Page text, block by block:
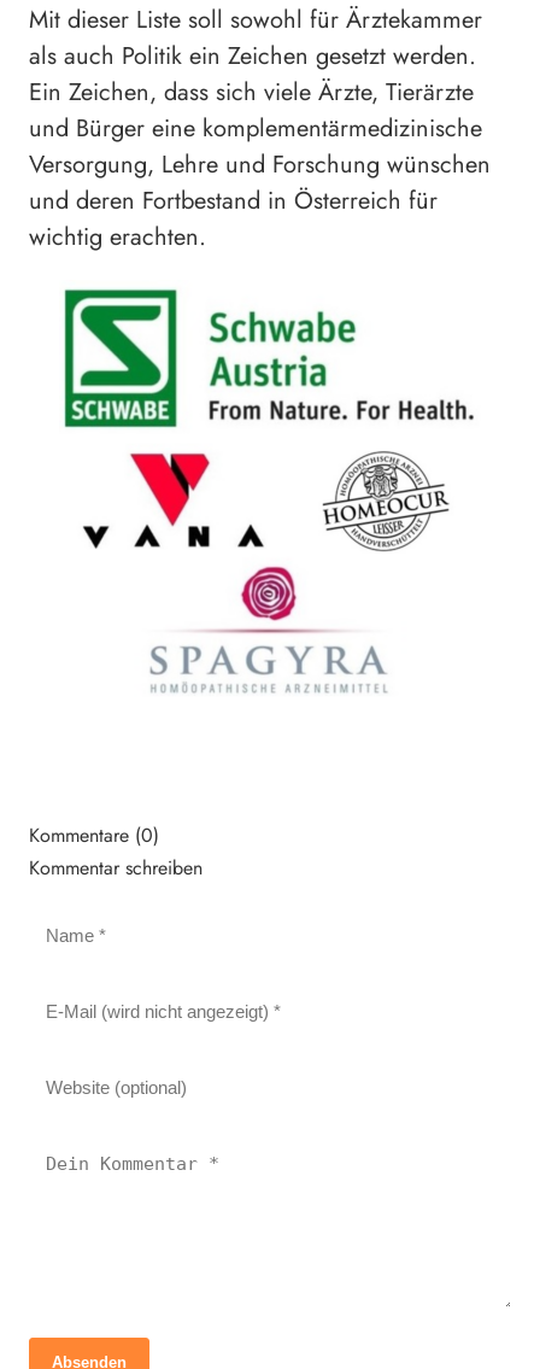
Mit dieser Liste soll sowohl für Ärztekammer
als auch Politik ein Zeichen gesetzt werden.
Ein Zeichen, dass sich viele Ärzte, Tierärzte
und Bürger eine komplementärmedizinische
Versorgung, Lehre und Forschung wünschen
und deren Fortbestand in Österreich für
wichtig erachten.
Kommentare (0)
Kommentar schreiben
Absenden